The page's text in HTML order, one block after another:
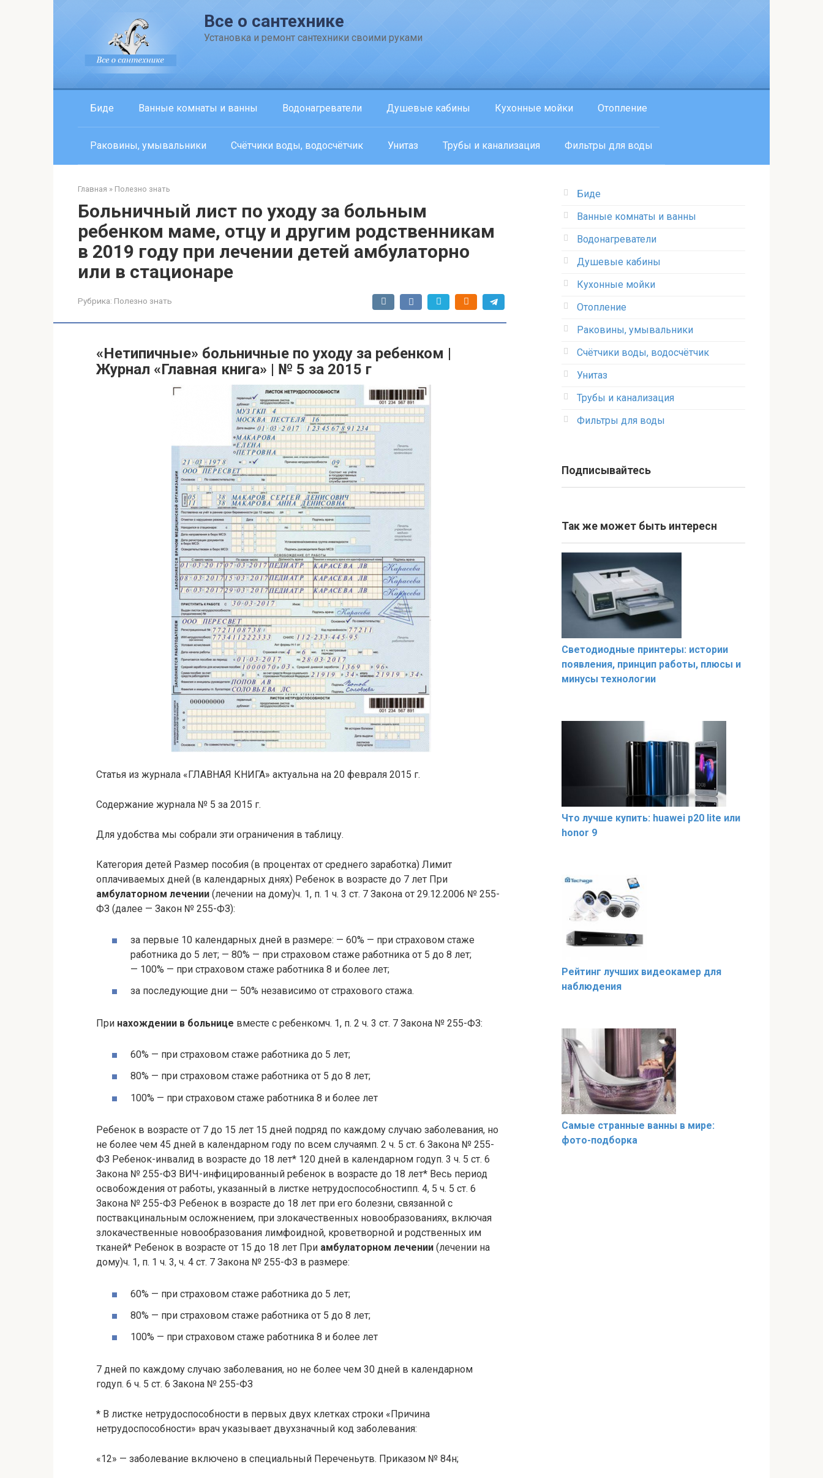
Все о сантехнике
Установка и ремонт сантехники своими руками
Биде Ванные комнаты и ванны Водонагреватели Душевые кабины Кухонные мойки Отопление
Раковины, умывальники Счётчики воды, водосчётчик Унитаз Трубы и канализация Фильтры для воды
Главная » Полезно знать
Больничный лист по уходу за больным
ребенком маме, отцу и другим родственникам
в 2019 году при лечении детей амбулаторно
или в стационаре
Рубрика: Полезно знать
«Нетипичные» больничные по уходу за ребенком |
Журнал «Главная книга» | № 5 за 2015 г
Статья из журнала «ГЛАВНАЯ КНИГА» актуальна на 20 февраля 2015 г.
Содержание журнала № 5 за 2015 г.
Для удобства мы собрали эти ограничения в таблицу.
Категория детей Размер пособия (в процентах от среднего заработка) Лимит
оплачиваемых дней (в календарных днях) Ребенок в возрасте до 7 лет При
амбулаторном лечении (лечении на дому)ч. 1, п. 1 ч. 3 ст. 7 Закона от 29.12.2006 № 255-
ФЗ (далее — Закон № 255-ФЗ):
за первые 10 календарных дней в размере: — 60% — при страховом стаже
работника до 5 лет; — 80% — при страховом стаже работника от 5 до 8 лет;
— 100% — при страховом стаже работника 8 и более лет;
за последующие дни — 50% независимо от страхового стажа.
При нахождении в больнице вместе с ребенкомч. 1, п. 2 ч. 3 ст. 7 Закона № 255-ФЗ:
60% — при страховом стаже работника до 5 лет;
80% — при страховом стаже работника от 5 до 8 лет;
100% — при страховом стаже работника 8 и более лет
Ребенок в возрасте от 7 до 15 лет 15 дней подряд по каждому случаю заболевания, но
не более чем 45 дней в календарном году по всем случаямп. 2 ч. 5 ст. 6 Закона № 255-
ФЗ Ребенок-инвалид в возрасте до 18 лет* 120 дней в календарном годуп. 3 ч. 5 ст. 6
Закона № 255-ФЗ ВИЧ-инфицированный ребенок в возрасте до 18 лет* Весь период
освобождения от работы, указанный в листке нетрудоспособностипп. 4, 5 ч. 5 ст. 6
Закона № 255-ФЗ Ребенок в возрасте до 18 лет при его болезни, связанной с
поствакцинальным осложнением, при злокачественных новообразованиях, включая
злокачественные новообразования лимфоидной, кроветворной и родственных им
тканей* Ребенок в возрасте от 15 до 18 лет При амбулаторном лечении (лечении на
дому)ч. 1, п. 1 ч. 3, ч. 4 ст. 7 Закона № 255-ФЗ в размере:
60% — при страховом стаже работника до 5 лет;
80% — при страховом стаже работника от 5 до 8 лет;
100% — при страховом стаже работника 8 и более лет
7 дней по каждому случаю заболевания, но не более чем 30 дней в календарном
годуп. 6 ч. 5 ст. 6 Закона № 255-ФЗ
* В листке нетрудоспособности в первых двух клетках строки «Причина
нетрудоспособности» врач указывает двухзначный код заболевания:
«12» — заболевание включено в специальный Переченьутв. Приказом № 84н;
Биде
Ванные комнаты и ванны
Водонагреватели
Душевые кабины
Кухонные мойки
Отопление
Раковины, умывальники
Счётчики воды, водосчётчик
Унитаз
Трубы и канализация
Фильтры для воды
Подписывайтесь
Так же может быть интересн
Светодиодные принтеры: истории
появления, принцип работы, плюсы и
минусы технологии
Что лучше купить: huawei p20 lite или
honor 9
Рейтинг лучших видеокамер для
наблюдения
Самые странные ванны в мире:
фото-подборка